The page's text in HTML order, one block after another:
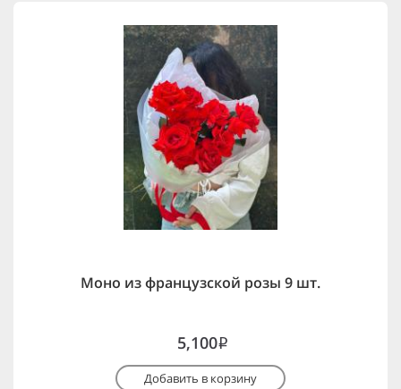
Моно из французской розы 9 шт.
5,100i
Добавить в корзину